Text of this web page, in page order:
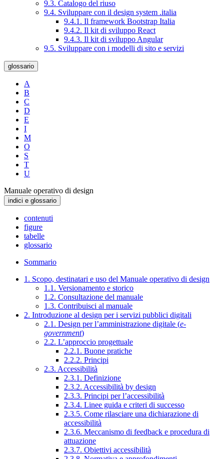
9.3. Catalogo del riuso
9.4. Sviluppare con il design system .italia
9.4.1. Il framework Bootstrap Italia
9.4.2. Il kit di sviluppo React
9.4.3. Il kit di sviluppo Angular
9.5. Sviluppare con i modelli di sito e servizi
glossario
A
B
C
D
E
I
M
O
S
T
U
Manuale operativo di design
indici e glossario
contenuti
figure
tabelle
glossario
Sommario
1. Scopo, destinatari e uso del Manuale operativo di design
1.1. Versionamento e storico
1.2. Consultazione del manuale
1.3. Contribuisci al manuale
2. Introduzione al design per i servizi pubblici digitali
2.1. Design per l’amministrazione digitale (e-
government)
2.2. L’approccio progettuale
2.2.1. Buone pratiche
2.2.2. Principi
2.3. Accessibilità
2.3.1. Definizione
2.3.2. Accessibilità by design
2.3.3. Principi per l’accessibilità
2.3.4. Linee guida e criteri di successo
2.3.5. Come rilasciare una dichiarazione di
accessibilità
2.3.6. Meccanismo di feedback e procedura di
attuazione
2.3.7. Obiettivi accessibilità